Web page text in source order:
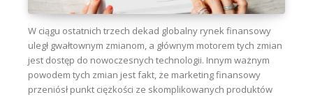
W ciągu ostatnich trzech dekad globalny rynek finansowy
uległ gwałtownym zmianom, a głównym motorem tych zmian
jest dostęp do nowoczesnych technologii. Innym ważnym
powodem tych zmian jest fakt, że marketing finansowy
przeniósł punkt ciężkości ze skomplikowanych produktów